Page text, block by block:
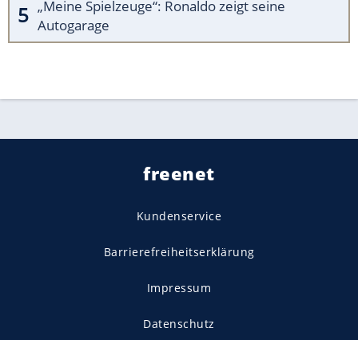
„Meine Spielzeuge“: Ronaldo zeigt seine
Autogarage
freenet
Kundenservice
Barrierefreiheitserklärung
Impressum
Datenschutz